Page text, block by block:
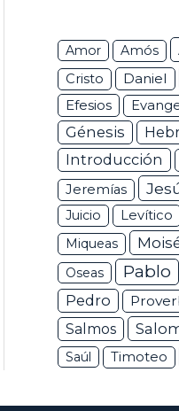
Amor Amós
Cristo Daniel
Efesios
Génesis
Introducción
Jeremías
Juicio Levítico
Miqueas
Oseas
Pablo
Pedro
Salmos
Saúl
Timoteo